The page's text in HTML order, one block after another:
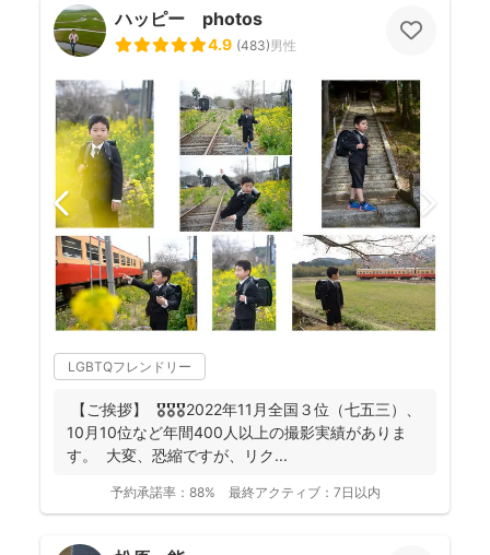
ハッピー photos
4.9 (483)男性
LGBTQフレンドリー
【ご挨拶】 🎖️🎖️🎖️2022年11月全国３位（七五三）、
10月10位など年間400人以上の撮影実績がありま
す。 大変、恐縮ですが、リク...
予約承諾率： 88% 最終アクティブ： 7日以内